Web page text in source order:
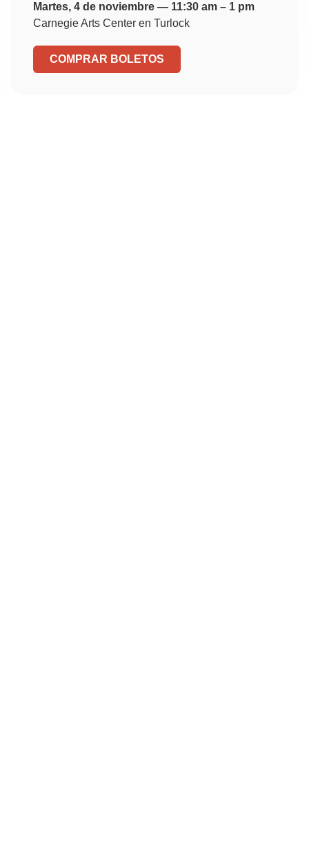
Martes, 4 de noviembre — 11:30 am – 1 pm
Carnegie Arts Center en Turlock
COMPRAR BOLETOS